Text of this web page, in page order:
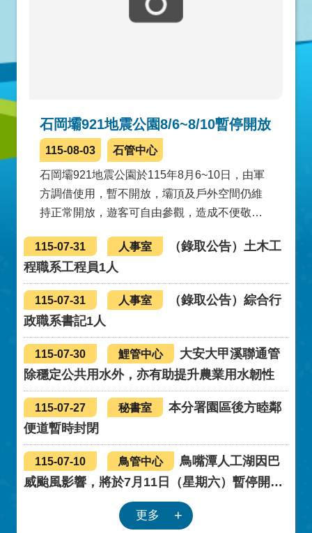
石岡壩921地震公園8/6~8/10暫停開放
115-08-03 石管中心
石岡壩921地震公園於115年8月6~10日，由軍
方調借使用，暫不開放，壩頂及戶外空間仍維
持正常開放，遊客可自由參觀，造成不便敬請
115-07-31 人事室
（錄取公告）土木工
程職系工程員1人
115-07-31 人事室
（錄取公告）綜合行
政職系書記1人
115-07-30 鯉管中心
大安大甲溪聯通管
除穩定公共用水外，亦有助提升農業用水韌性
115-07-27 秘書室
本分署園區後方睦鄰
便道暫時封閉
115-07-10 鳥管中心
鳥嘴潭人工湖因巴
威颱風影響，將於7月11日（星期六）暫停開
更多